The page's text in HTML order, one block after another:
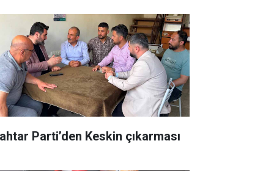
Parti’den Keskin çıkarması